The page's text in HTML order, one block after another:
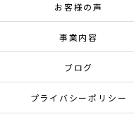
お客様の声
事業内容
ブログ
プライバシーポリシー